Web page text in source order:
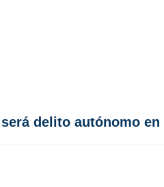
delito autónomo en